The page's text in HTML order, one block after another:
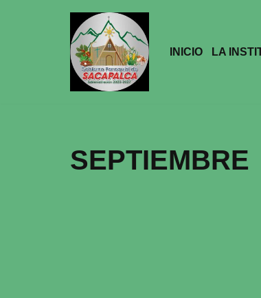
INICIO LA
SEPTIEMBRE